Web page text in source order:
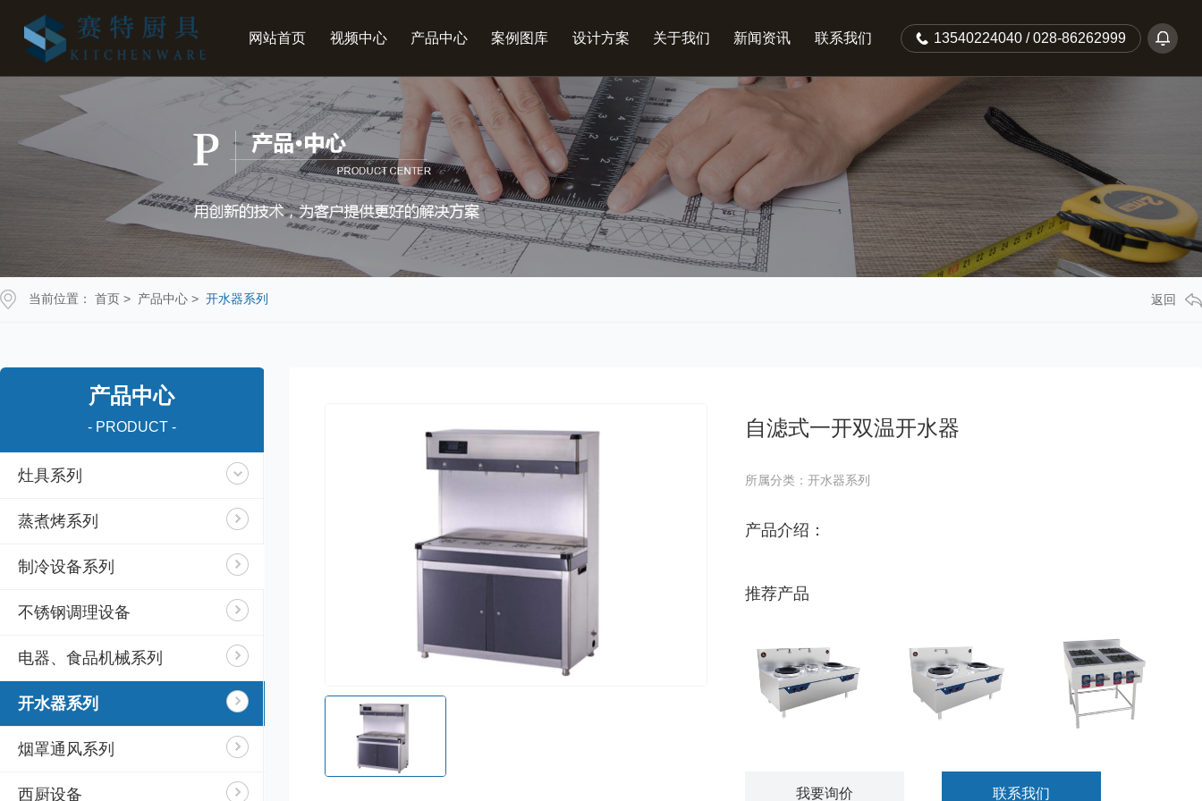
网站首页 视频中心 产品中心 案例图库 设计方案 关于我们 新闻资讯 联系我们 13540224040 / 028-86262999
当前位置： 首页 > 产品中心 > 开水器系列 返回
产品中心
- PRODUCT -
灶具系列
蒸煮烤系列
制冷设备系列
不锈钢调理设备
电器、食品机械系列
开水器系列
烟罩通风系列
西厨设备
自滤式一开双温开水器
所属分类：开水器系列
产品介绍：
推荐产品
我要询价 联系我们